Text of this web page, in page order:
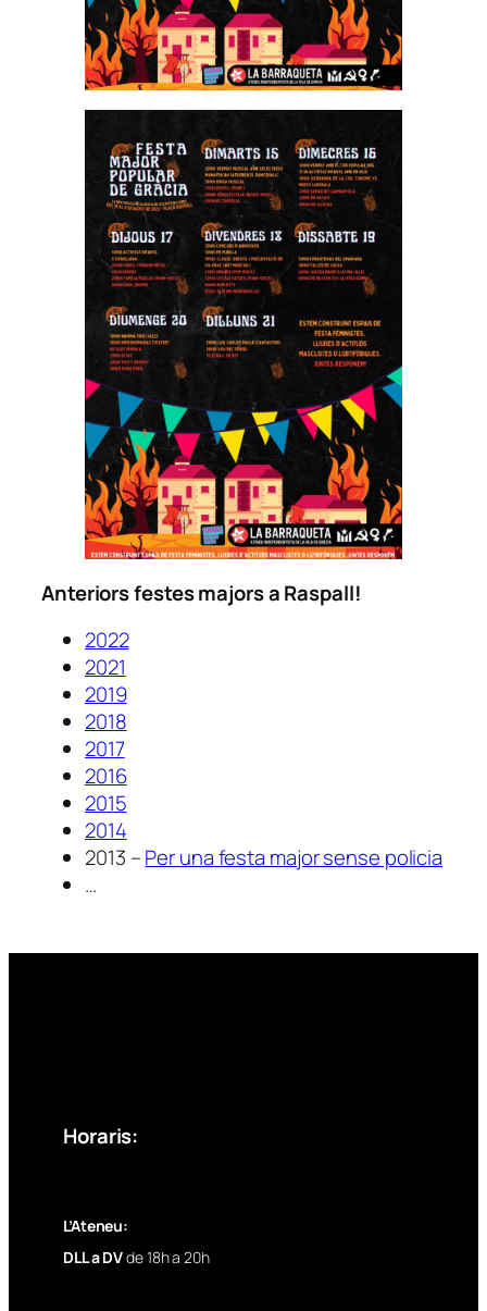
Anteriors festes majors a Raspall!
2022
2021
2019
2018
2017
2016
2015
2014
2013 –Per una festa major sense policia
…
Horaris:
L’Ateneu:
DLL a DVde 18h a 20h